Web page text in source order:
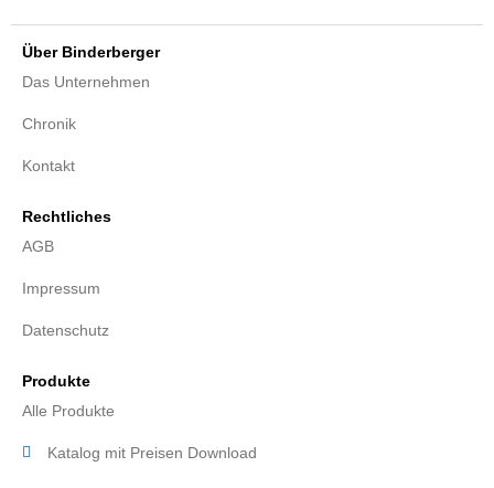
Über Binderberger
Das Unternehmen
Chronik
Kontakt
Rechtliches
AGB
Impressum
Datenschutz
Produkte
Alle Produkte
Katalog mit Preisen Download